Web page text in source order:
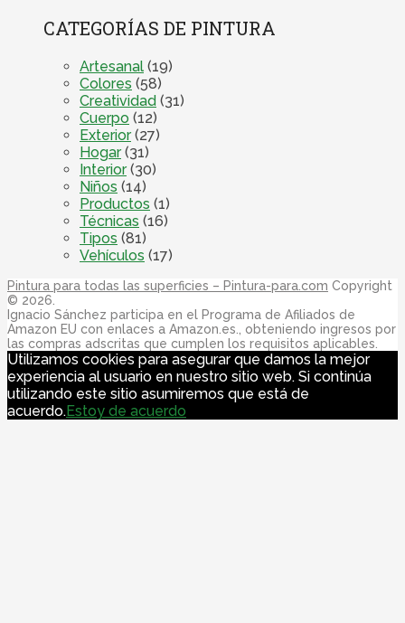
CATEGORÍAS DE PINTURA
Artesanal (19)
Colores (58)
Creatividad (31)
Cuerpo (12)
Exterior(27)
Hogar(31)
Interior(30)
Niños (14)
Productos (1)
Técnicas (16)
Tipos (81)
Vehículos (17)
Pintura para todas las superficies – Pintura-para.com Copyright
© 2026.
Ignacio Sánchez participa en el Programa de Afiliados de
Amazon EU con enlaces a Amazon.es., obteniendo ingresos por
las compras adscritas que cumplen los requisitos aplicables.
Utilizamos cookies para asegurar que damos la mejor
experiencia al usuario en nuestro sitio web. Si continúa
utilizando este sitio asumiremos que está de
acuerdo.Estoy de acuerdo